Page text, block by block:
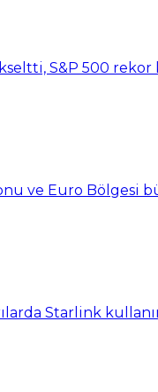
S&P 500 rekor
ve Euro Bölgesi
Starlink